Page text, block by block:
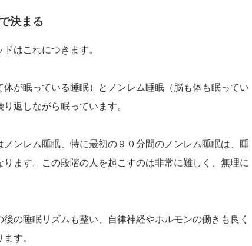
決まる
はこれにつきます。
が眠っている睡眠）とノンレム睡眠（脳も体も眠ってい
返しながら眠っています。
ンレム睡眠、特に最初の９０分間のノンレム睡眠は、睡
ます。この段階の人を起こすのは非常に難しく、無理に
の睡眠リズムも整い、自律神経やホルモンの働きも良く
す。